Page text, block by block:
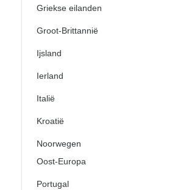
Griekse eilanden
Groot-Brittannië
Ijsland
Ierland
Italië
Kroatië
Noorwegen
Oost-Europa
Portugal